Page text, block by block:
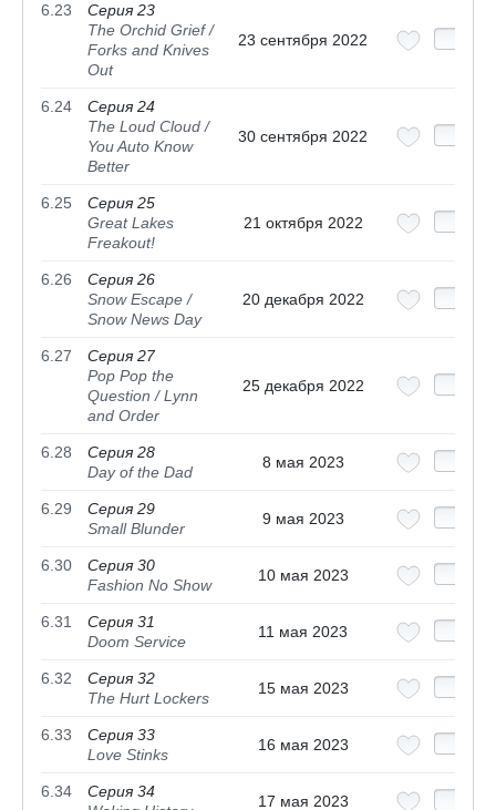
6.23
Серия 23
The Orchid Grief /
Forks and Knives
Out
23 сентября 2022
6.24
Серия 24
The Loud Cloud /
You Auto Know
Better
30 сентября 2022
6.25
Серия 25
Great Lakes
Freakout!
21 октября 2022
6.26
Серия 26
Snow Escape /
Snow News Day
20 декабря 2022
6.27
Серия 27
Pop Pop the
Question / Lynn
and Order
25 декабря 2022
6.28
Серия 28
Day of the Dad
8 мая 2023
6.29
Серия 29
Small Blunder
9 мая 2023
6.30
Серия 30
Fashion No Show
10 мая 2023
6.31
Серия 31
Doom Service
11 мая 2023
6.32
Серия 32
The Hurt Lockers
15 мая 2023
6.33
Серия 33
Love Stinks
16 мая 2023
6.34
Серия 34
17 мая 2023